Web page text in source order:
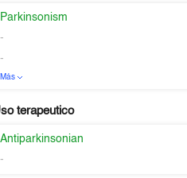
Parkinsonism
-
-
Más
terapeutico
Antiparkinsonian
-